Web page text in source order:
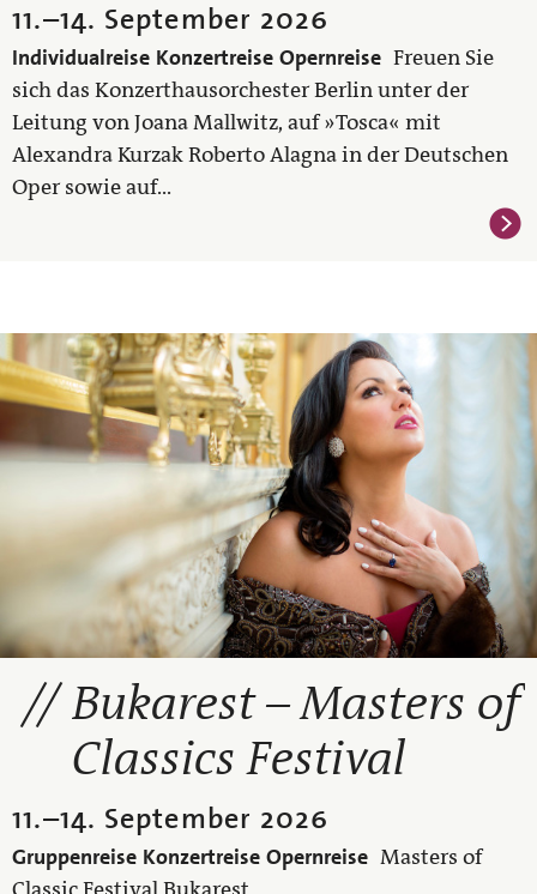
11.–14. September 2026
Individualreise Konzertreise Opernreise Freuen Sie
sich das Konzerthausorchester Berlin unter der
Leitung von Joana Mallwitz, auf »Tosca« mit
Alexandra Kurzak Roberto Alagna in der Deutschen
Oper sowie auf...
Bukarest – Masters of
Classics Festival
11.–14. September 2026
Gruppenreise Konzertreise Opernreise Masters of